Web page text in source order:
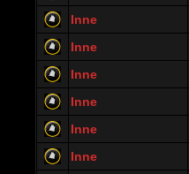
Inne
Inne
Inne
Inne
Inne
Inne